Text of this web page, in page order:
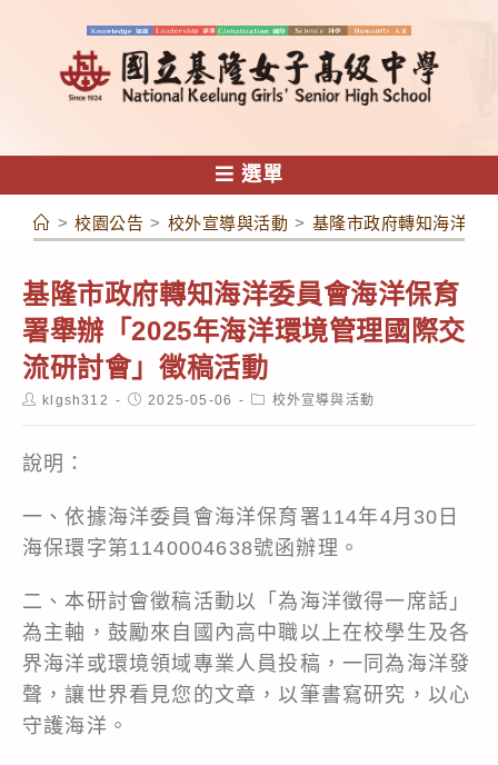
容
選單
> 校園公告 > 校外宣導與活動 > 基隆市政府轉知海洋委
基隆市政府轉知海洋委員會海洋保育
署舉辦「2025年海洋環境管理國際交
流研討會」徵稿活動
Postklgsh312
Post2025-05-06
Post校外宣導與活動
說明：
一、依據海洋委員會海洋保育署114年4月30日
海保環字第1140004638號函辦理。
二、本研討會徵稿活動以「為海洋徵得一席話」
為主軸，鼓勵來自國內高中職以上在校學生及各
界海洋或環境領域專業人員投稿，一同為海洋發
聲，讓世界看見您的文章，以筆書寫研究，以心
守護海洋。